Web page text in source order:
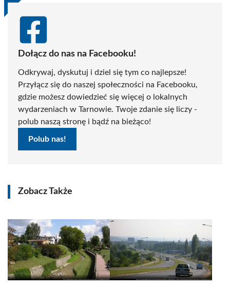
Dołącz do nas na Facebooku!
Odkrywaj, dyskutuj i dziel się tym co najlepsze!
Przyłącz się do naszej społeczności na Facebooku,
gdzie możesz dowiedzieć się więcej o lokalnych
wydarzeniach w Tarnowie. Twoje zdanie się liczy -
polub naszą stronę i bądź na bieżąco!
Polub nas!
Zobacz Także